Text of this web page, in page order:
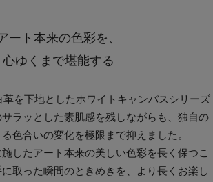
ート本来の色彩を、
心ゆくまで堪能する
を下地としたホワイトキャンバスシリーズ
ラッとした素肌感を残しながらも、独自の
色合いの変化を極限まで抑えました。
したアート本来の美しい色彩を長く保つこ
取った瞬間のときめきを、より長くお楽し